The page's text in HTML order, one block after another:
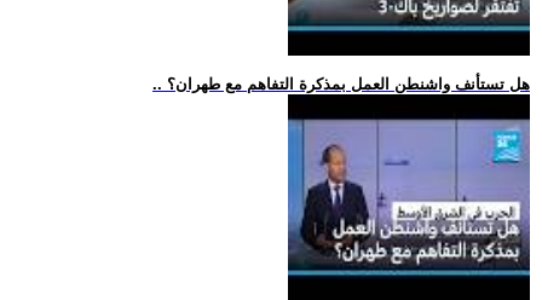
.. هل تستأنف واشنطن العمل بمذكرة التفاهم مع طهران؟